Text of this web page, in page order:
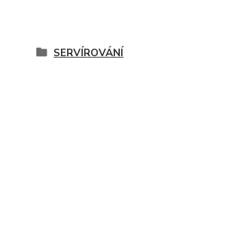
SERVÍROVÁNÍ